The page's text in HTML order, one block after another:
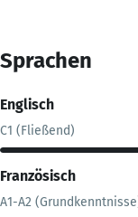
Sprachen
Englisch
C1 (Fließend)
Französisch
A1-A2